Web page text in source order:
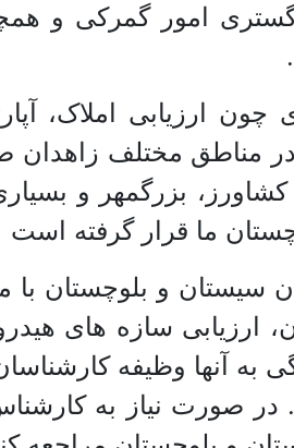
امور گمرکی و
ارزیابی املاک،
مناطق مختلف زاهدان
کشاورز، بزرگمهر
ما قرار گرفته است
سیستان و بلوچستان
ارزیابی سازه های
به آنها وظیفه
در صورت نیاز به